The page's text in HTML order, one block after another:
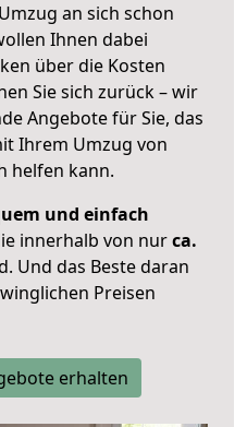
an sich schon
Ihnen dabei
über die Kosten
Sie sich zurück – wir
Angebote für Sie, das
Ihrem Umzug von
helfen kann.
und einfach
innerhalb von nurca.
Und das Beste daran
Preisen
erhalten